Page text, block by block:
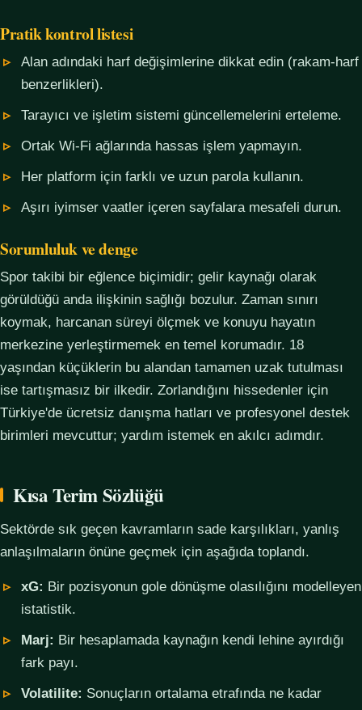
Pratik kontrol listesi
Alan adındaki harf değişimlerine dikkat edin (rakam-harf
benzerlikleri).
Tarayıcı ve işletim sistemi güncellemelerini erteleme.
Ortak Wi-Fi ağlarında hassas işlem yapmayın.
Her platform için farklı ve uzun parola kullanın.
Aşırı iyimser vaatler içeren sayfalara mesafeli durun.
Sorumluluk ve denge
Spor takibi bir eğlence biçimidir; gelir kaynağı olarak
görüldüğü anda ilişkinin sağlığı bozulur. Zaman sınırı
koymak, harcanan süreyi ölçmek ve konuyu hayatın
merkezine yerleştirmemek en temel korumadır. 18
yaşından küçüklerin bu alandan tamamen uzak tutulması
ise tartışmasız bir ilkedir. Zorlandığını hissedenler için
Türkiye'de ücretsiz danışma hatları ve profesyonel destek
birimleri mevcuttur; yardım istemek en akılcı adımdır.
Kısa Terim Sözlüğü
Sektörde sık geçen kavramların sade karşılıkları, yanlış
anlaşılmaların önüne geçmek için aşağıda toplandı.
xG: Bir pozisyonun gole dönüşme olasılığını modelleyen
istatistik.
Marj: Bir hesaplamada kaynağın kendi lehine ayırdığı
fark payı.
Volatilite: Sonuçların ortalama etrafında ne kadar